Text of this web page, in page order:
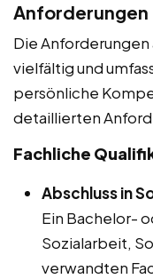
Anforderungen
Die Anforderungen
vielfältig und
persönliche
detaillierten
Fachliche
Abschluss in
Ein Bachelor-
Sozialarbeit,
verwandten